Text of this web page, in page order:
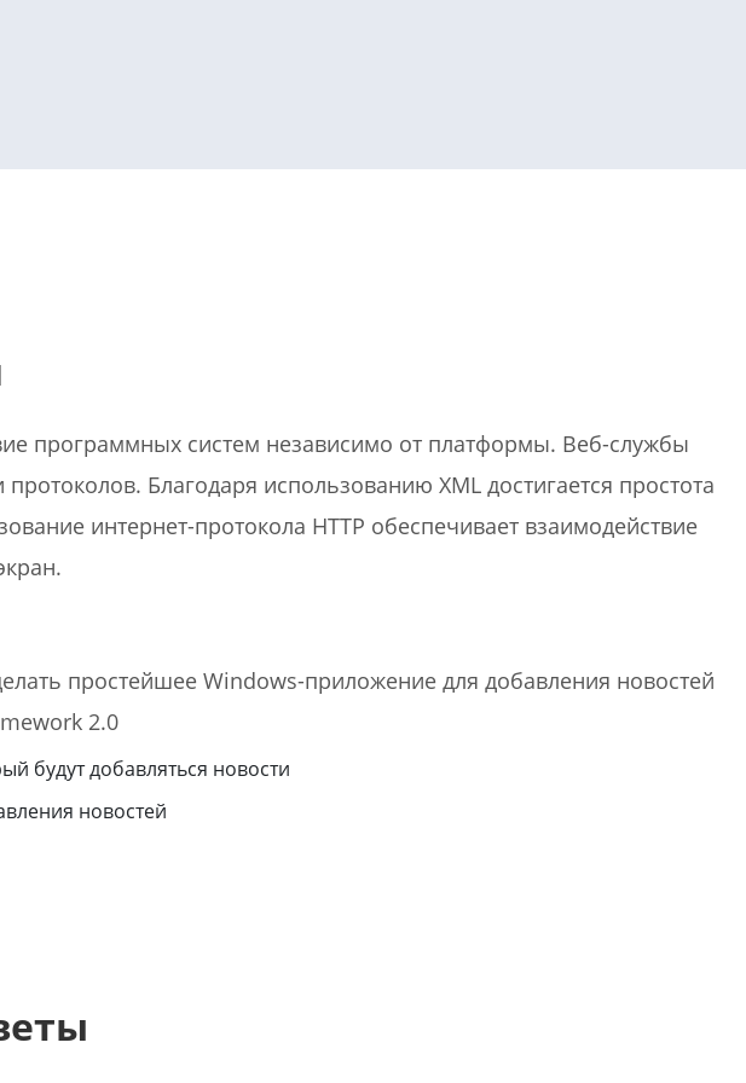
программных систем независимо от платформы. Веб-службы
Благодаря использованию XML достигается простота
интернет-протокола HTTP обеспечивает взаимодействие
простейшее Windows-приложение для добавления новостей
2.0
будут добавляться новости
новостей